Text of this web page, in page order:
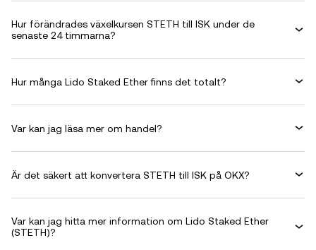
Hur förändrades växelkursen STETH till ISK under de
senaste 24 timmarna?
Hur många Lido Staked Ether finns det totalt?
Var kan jag läsa mer om handel?
Är det säkert att konvertera STETH till ISK på OKX?
Var kan jag hitta mer information om Lido Staked Ether
(STETH)?